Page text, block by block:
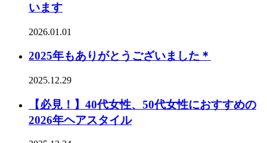
います
2026.01.01
2025年もありがとうございました＊
2025.12.29
【必見！】40代女性、50代女性におすすめの
2026年ヘアスタイル